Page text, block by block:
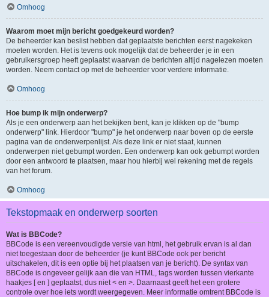
Omhoog
Waarom moet mijn bericht goedgekeurd worden?
De beheerder kan beslist hebben dat geplaatste berichten eerst nagekeken
moeten worden. Het is tevens ook mogelijk dat de beheerder je in een
gebruikersgroep heeft geplaatst waarvan de berichten altijd nagelezen moeten
worden. Neem contact op met de beheerder voor verdere informatie.
Omhoog
Hoe bump ik mijn onderwerp?
Als je een onderwerp aan het bekijken bent, kan je klikken op de "bump
onderwerp" link. Hierdoor "bump" je het onderwerp naar boven op de eerste
pagina van de onderwerpenlijst. Als deze link er niet staat, kunnen
onderwerpen niet gebumpt worden. Een onderwerp kan ook gebumpt worden
door een antwoord te plaatsen, maar hou hierbij wel rekening met de regels
van het forum.
Omhoog
Tekstopmaak en onderwerp soorten
Wat is BBCode?
BBCode is een vereenvoudigde versie van html, het gebruik ervan is al dan
niet toegestaan door de beheerder (je kunt BBCode ook per bericht
uitschakelen, dit is een optie bij het plaatsen van je bericht). De syntax van
BBCode is ongeveer gelijk aan die van HTML, tags worden tussen vierkante
haakjes [ en ] geplaatst, dus niet < en >. Daarnaast geeft het een grotere
controle over hoe iets wordt weergegeven. Meer informatie omtrent BBCode is